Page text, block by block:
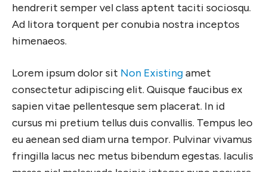
hendrerit semper vel class aptent taciti sociosqu.
Ad litora torquent per conubia nostra inceptos
himenaeos.
Lorem ipsum dolor sit Non Existingamet
consectetur adipiscing elit. Quisque faucibus ex
sapien vitae pellentesque sem placerat. In id
cursus mi pretium tellus duis convallis. Tempus leo
eu aenean sed diam urna tempor. Pulvinar vivamus
fringilla lacus nec metus bibendum egestas. Iaculis